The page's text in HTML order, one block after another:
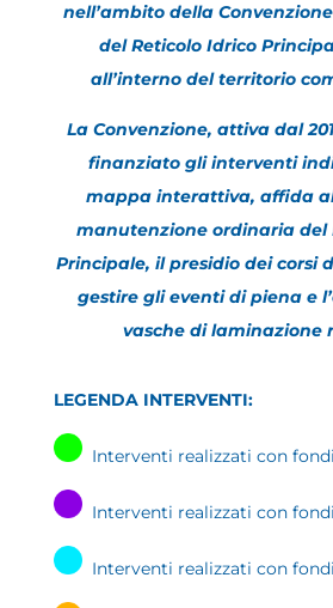
nell’ambito della
del Reticolo Idrico
all’interno del territorio
La Convenzione, attiva dal
finanziato gli interventi
mappa interattiva, affida
manutenzione ordinaria del
Principale, il presidio dei corsi
gestire gli eventi di piena e
vasche di laminazione
LEGENDA INTERVENTI:
Interventi realizzati con
Interventi realizzati con
Interventi realizzati con